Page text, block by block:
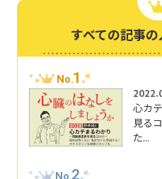
すべての記事
No.1
心カ
見る
た...
No.2